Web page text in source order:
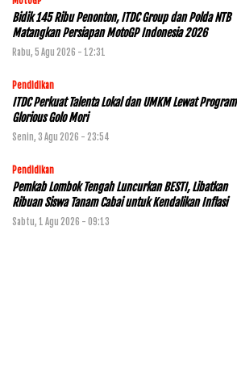
Bidik 145 Ribu Penonton, ITDC Group dan Polda NTB
Matangkan Persiapan MotoGP Indonesia 2026
Rabu, 5 Agu 2026 - 12:31
Pendidikan
ITDC Perkuat Talenta Lokal dan UMKM Lewat Program
Glorious Golo Mori
Senin, 3 Agu 2026 - 23:54
Pendidikan
Pemkab Lombok Tengah Luncurkan BESTI, Libatkan
Ribuan Siswa Tanam Cabai untuk Kendalikan Inflasi
Sabtu, 1 Agu 2026 - 09:13